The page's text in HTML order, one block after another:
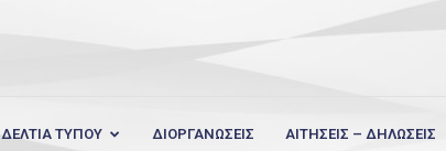
ΔΕΛΤΙΑ ΤΥΠΟΥ ΔΙΟΡΓΑΝΩΣΕΙΣ ΑΙΤΗΣΕΙΣ – ΔΗΛΩΣΕΙΣ